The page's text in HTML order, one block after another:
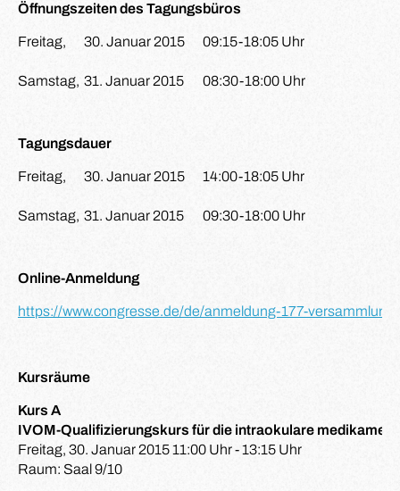
Öffnungszeiten des Tagungsbüros
Freitag, 30. Januar 2015 09:15-18:05 Uhr
Samstag, 31. Januar 2015 08:30-18:00 Uhr
Tagungsdauer
Freitag, 30. Januar 2015 14:00-18:05 Uhr
Samstag, 31. Januar 2015 09:30-18:00 Uhr
Online-Anmeldung
https://www.congresse.de/de/anmeldung-177-
Kursräume
Kurs A
IVOM-Qualifizierungskurs für die intraokulare
Freitag, 30. Januar 2015 11:00 Uhr - 13:15 Uhr
Raum: Saal 9/10